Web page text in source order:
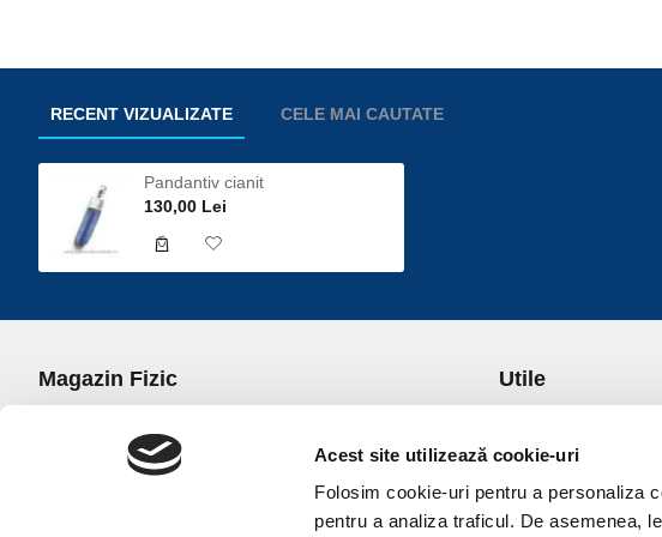
Acest site utilizează cookie-uri
Folosim cookie-uri pentru a personaliza
pentru a analiza traficul. De asemenea,
RECENT VIZUALIZATE CELE MAI CAUTATE
Pandantiv cianit
130,00 Lei
Magazin Fizic
office@universulcristalelor.ro
0799 879 911, 0723 145 611 (Comenzi Telefonice)
Utile
Transport si Plata
Politica de Returnare
Politica de